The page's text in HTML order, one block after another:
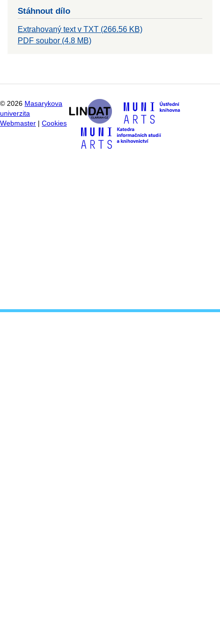
Stáhnout dílo
Extrahovaný text v TXT (266.56 KB)
PDF soubor (4.8 MB)
© 2026 Masarykova
univerzita
Webmaster
Cookies